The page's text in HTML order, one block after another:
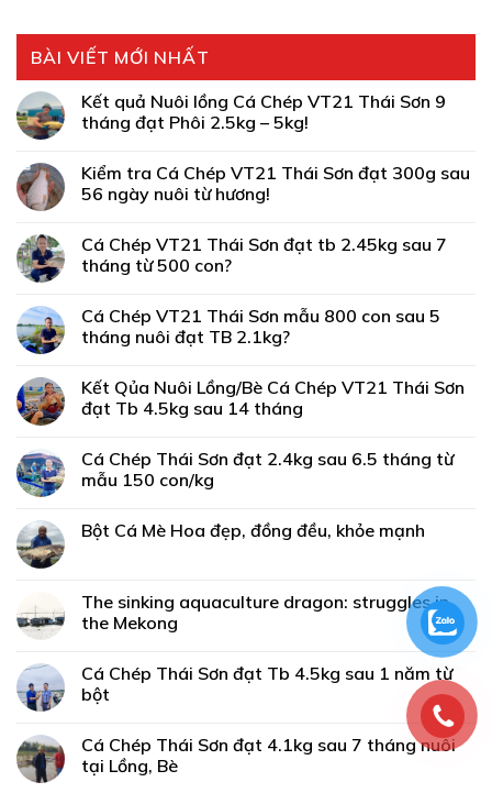
BÀI VIẾT MỚI NHẤT
Kết quả Nuôi lồng Cá Chép VT21 Thái Sơn 9
tháng đạt Phôi 2.5kg – 5kg!
Kiểm tra Cá Chép VT21 Thái Sơn đạt 300g sau
56 ngày nuôi từ hương!
Cá Chép VT21 Thái Sơn đạt tb 2.45kg sau 7
tháng từ 500 con?
Cá Chép VT21 Thái Sơn mẫu 800 con sau 5
tháng nuôi đạt TB 2.1kg?
Kết Qủa Nuôi Lồng/Bè Cá Chép VT21 Thái Sơn
đạt Tb 4.5kg sau 14 tháng
Cá Chép Thái Sơn đạt 2.4kg sau 6.5 tháng từ
mẫu 150 con/kg
Bột Cá Mè Hoa đẹp, đồng đều, khỏe mạnh
The sinking aquaculture dragon: struggles in
the Mekong
Cá Chép Thái Sơn đạt Tb 4.5kg sau 1 năm từ
bột
Cá Chép Thái Sơn đạt 4.1kg sau 7 tháng nuôi
tại Lồng, Bè